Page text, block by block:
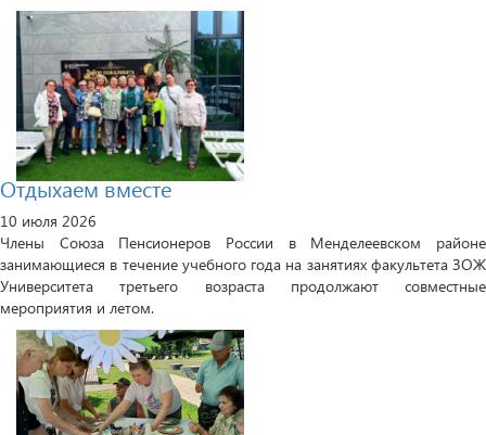
Отдыхаем вместе
10 июля 2026
Члены Союза Пенсионеров России в Менделеевском районе
занимающиеся в течение учебного года на занятиях факультета ЗОЖ
Университета третьего возраста продолжают совместные
мероприятия и летом.